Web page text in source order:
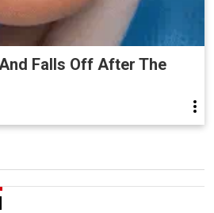
Falls Off After The